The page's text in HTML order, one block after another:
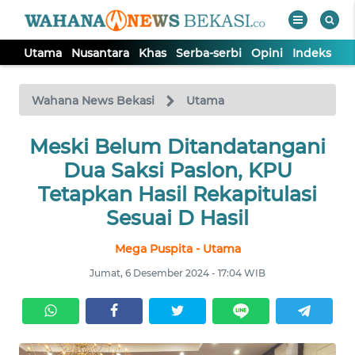
Utama Nusantara Khas Serba-serbi Opini Indeks
Wahana News Bekasi Utama
Meski Belum Ditandatangani
Dua Saksi Paslon, KPU
Tetapkan Hasil Rekapitulasi
Sesuai D Hasil
Mega Puspita - Utama
Jumat, 6 Desember 2024 - 17:04 WIB
TV
Tutup
UTAMA
NUSANTARA
SERBI
OPINI